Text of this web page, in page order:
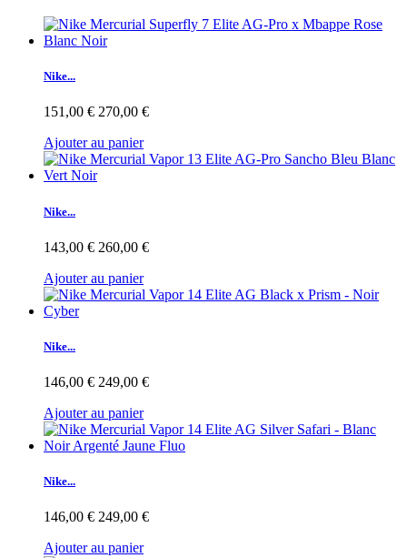
Nike...
151,00 € 270,00 €
Ajouter au panier
Nike...
143,00 € 260,00 €
Ajouter au panier
Nike...
146,00 € 249,00 €
Ajouter au panier
Nike...
146,00 € 249,00 €
Ajouter au panier